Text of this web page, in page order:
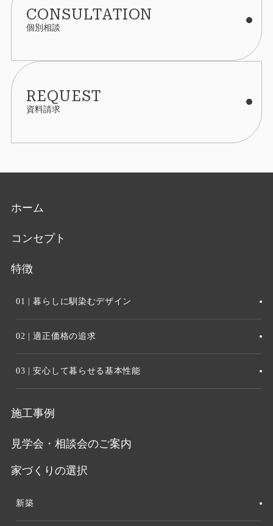
CONSULTATION
個別相談
REQUEST
資料請求
ホーム
コンセプト
特徴
01 | 暮らしに馴染むデザイン
02 | 適正価格の追求
03 | 安心して暮らせる基本性能
施工事例
見学会・相談会のご案内
家づくりの選択
新築